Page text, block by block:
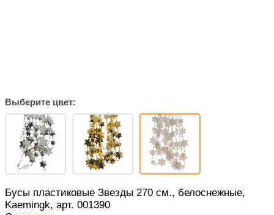
Выберите цвет:
Бусы пластиковые Звезды 270 см., белоснежные,
Kaemingk, арт. 001390